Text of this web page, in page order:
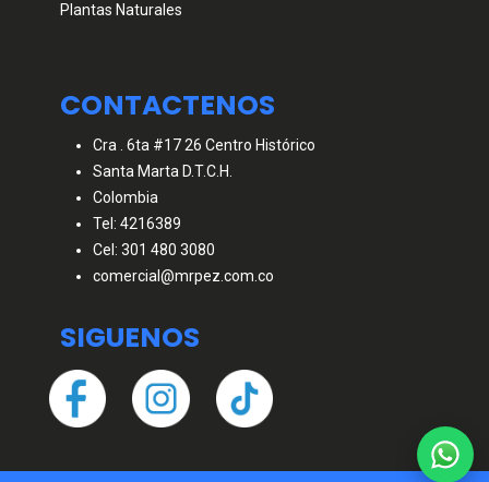
Plantas Naturales
CONTACTENOS
Cra . 6ta #17 26 Centro Histórico
Santa Marta D.T.C.H.
Colombia
Tel: 4216389
Cel: 301 480 3080
comercial@mrpez.com.co
SIGUENOS